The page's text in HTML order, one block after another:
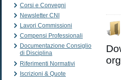
Corsi e Convegni
Newsletter CNI
Lavori Commissioni
Compensi Professionali
Documentazione Consiglio
di Disciplina
Riferimenti Normativi
Iscrizioni & Quote